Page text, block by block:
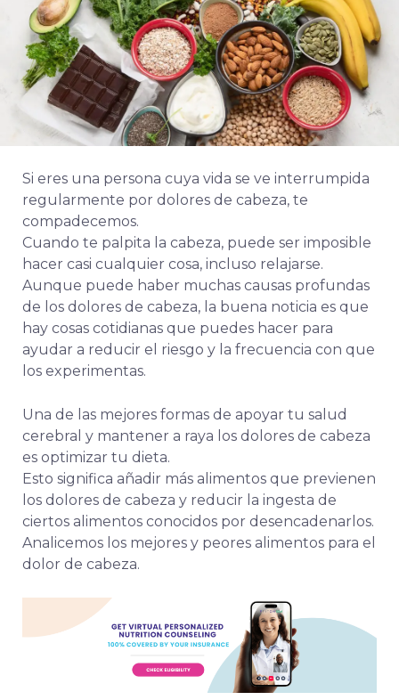
Si eres una persona cuya vida se ve interrumpida
regularmente por dolores de cabeza, te
compadecemos.
Cuando te palpita la cabeza, puede ser imposible
hacer casi cualquier cosa, incluso relajarse.
Aunque puede haber muchas causas profundas
de los dolores de cabeza, la buena noticia es que
hay cosas cotidianas que puedes hacer para
ayudar a reducir el riesgo y la frecuencia con que
los experimentas.
Una de las mejores formas de apoyar tu salud
cerebral y mantener a raya los dolores de cabeza
es optimizar tu dieta.
Esto significa añadir más alimentos que previenen
los dolores de cabeza y reducir la ingesta de
ciertos alimentos conocidos por desencadenarlos.
Analicemos los mejores y peores alimentos para el
dolor de cabeza.